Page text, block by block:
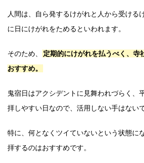
人間は、自ら発するけがれと人から受ける
に日にけがれをためるといわれます。
そのため、
定期的にけがれを払うべく、寺
おすすめ。
鬼宿日はアクシデントに見舞われづらく、
拝しやすい日なので、活用しない手はない
特に、何となくツイていないという状態に
拝するのはおすすめです。